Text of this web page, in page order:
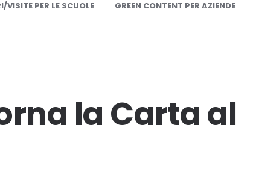
VISITE PER LE SCUOLE GREEN CONTENT PER AZIENDE
la Carta al